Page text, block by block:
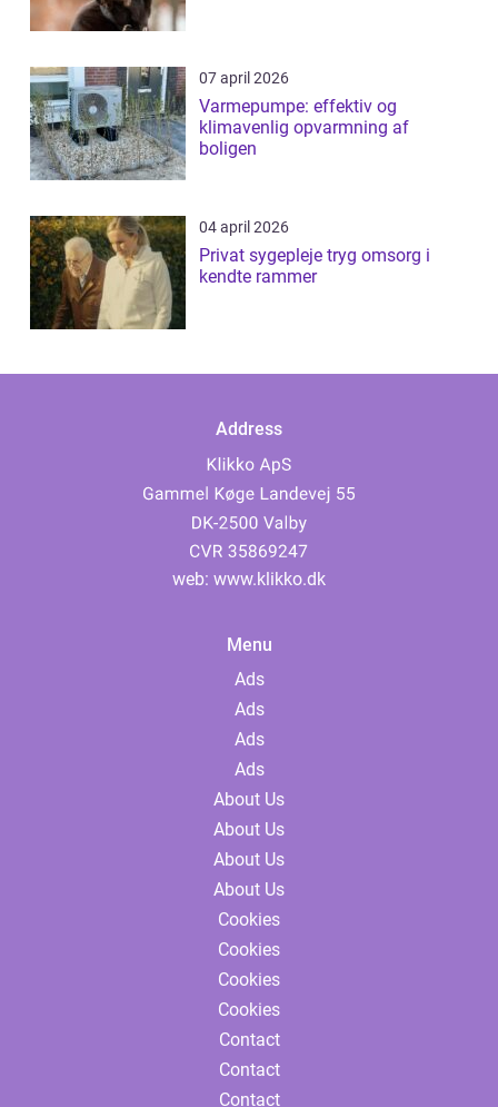
07 april 2026
Varmepumpe: effektiv og
klimavenlig opvarmning af
boligen
04 april 2026
Privat sygepleje tryg omsorg i
kendte rammer
Address
web: www.klikko.dk
Menu
Ads
Ads
Ads
Ads
About Us
About Us
About Us
About Us
Cookies
Cookies
Cookies
Cookies
Contact
Contact
Contact